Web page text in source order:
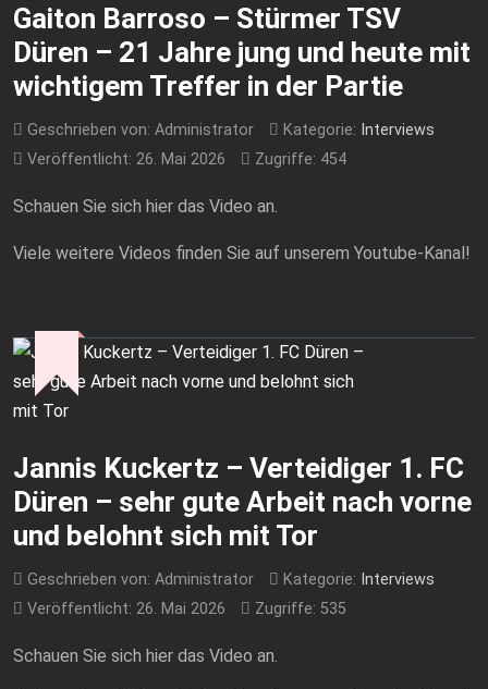
Gaiton Barroso – Stürmer TSV
Düren – 21 Jahre jung und heute mit
wichtigem Treffer in der Partie
Geschrieben von: Administrator Kategorie: Interviews
Veröffentlicht: 26. Mai 2026
Zugriffe: 454
Schauen Sie sich hier das Video an.
Viele weitere Videos finden Sie auf unserem Youtube-Kanal!
Jannis Kuckertz – Verteidiger 1. FC
Düren – sehr gute Arbeit nach vorne
und belohnt sich mit Tor
Geschrieben von: Administrator Kategorie: Interviews
Veröffentlicht: 26. Mai 2026
Zugriffe: 535
Schauen Sie sich hier das Video an.